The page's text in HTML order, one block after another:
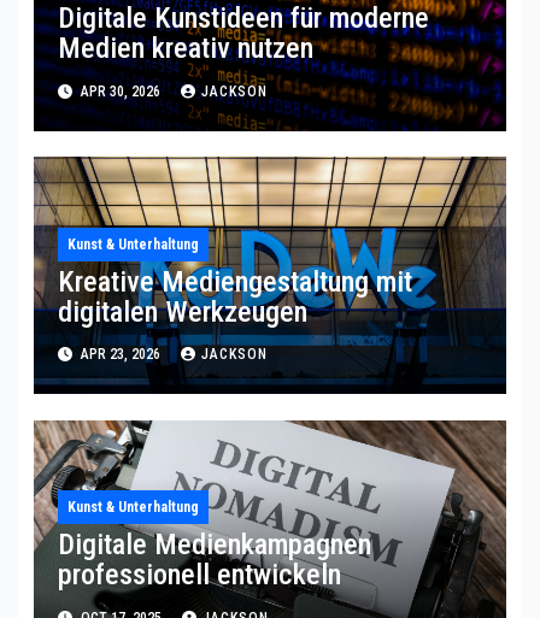
Digitale Kunstideen für moderne
Medien kreativ nutzen
APR 30, 2026 JACKSON
Kunst & Unterhaltung
Kreative Mediengestaltung mit
digitalen Werkzeugen
APR 23, 2026 JACKSON
Kunst & Unterhaltung
Digitale Medienkampagnen
professionell entwickeln